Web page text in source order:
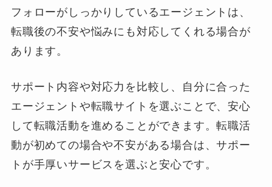
フォローがしっかりしているエージェントは、
転職後の不安や悩みにも対応してくれる場合が
あります。
サポート内容や対応力を比較し、自分に合った
エージェントや転職サイトを選ぶことで、安心
して転職活動を進めることができます。転職活
動が初めての場合や不安がある場合は、サポー
トが手厚いサービスを選ぶと安心です。